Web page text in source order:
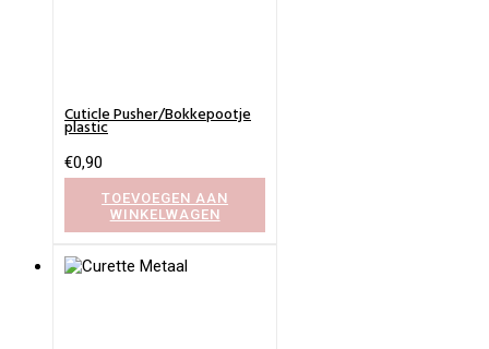
Cuticle Pusher/Bokkepootje
plastic
€0,90
TOEVOEGEN AAN
WINKELWAGEN